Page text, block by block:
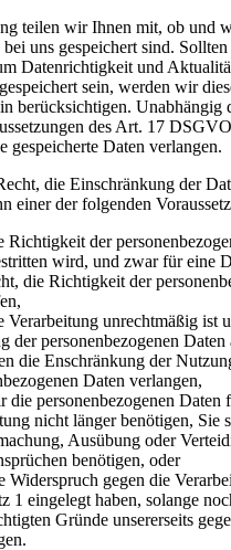
teilen wir Ihnen mit, ob und
uns gespeichert sind.
Datenrichtigkeit und
sein, werden wir
berücksichtigen. Unabhängig
des Art. 17
gespeicherte Daten verlangen.
die Einschränkung der
einer der folgenden
Richtigkeit der
wird, und zwar für eine
die Richtigkeit der
Verarbeitung unrechtmäßig ist
der personenbezogenen Daten
die Enschränkung der
Daten verlangen,
die personenbezogenen Daten
nicht länger benötigen, Sie
Ausübung oder
benötigen, oder
Widerspruch gegen die
1 eingelegt haben, solange
Gründe unsererseits